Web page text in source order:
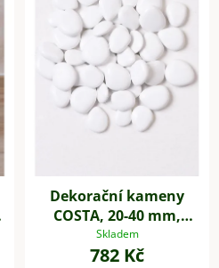
Dekorační kameny
COSTA, 20-40 mm,
plast, bílá
Skladem
782 Kč